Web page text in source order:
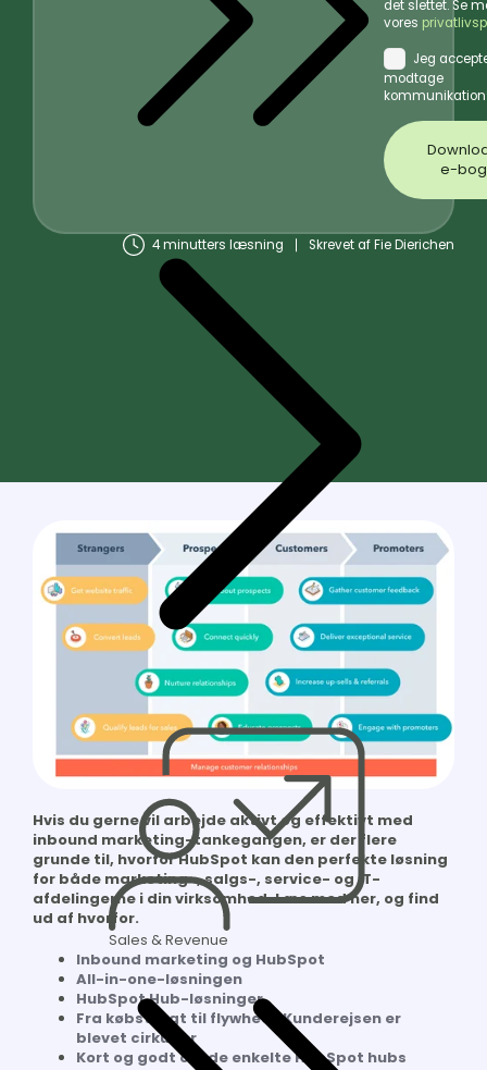
Sales & Revenue
det slettet. Se
vores
Jeg
modtage
kommunikation
4 minutters læsning Skrevet afFie Dierichen
Hvis du gerne vil arbejde aktivt og effektivt med
inbound marketing-tankegangen, er der flere
grunde til, hvorfor HubSpot kan den perfekte løsning
for både marketing-, salgs-, service- og IT-
afdelingerne i din virksomhed. Læs med her, og find
ud af hvorfor.
Inbound marketing og HubSpot
All-in-one-løsningen
HubSpot Hub-løsninger
Fra købstragt til flywheel: Kunderejsen er
blevet cirkulær
Kort og godt om de enkelte HubSpot hubs